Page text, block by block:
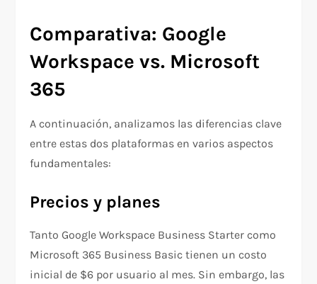
Comparativa: Google
Workspace vs. Microsoft
365
A continuación, analizamos las diferencias clave
entre estas dos plataformas en varios aspectos
fundamentales:
Precios y planes
Tanto Google Workspace Business Starter como
Microsoft 365 Business Basic tienen un costo
inicial de $6 por usuario al mes. Sin embargo, las